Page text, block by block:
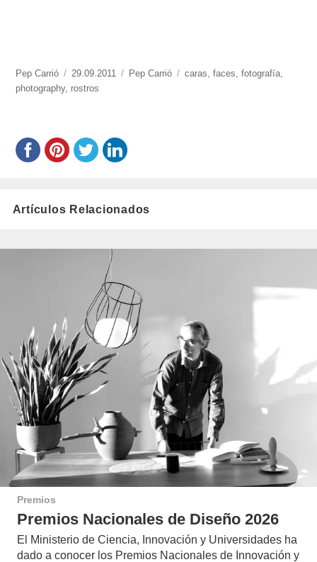
https://www.experimenta.es/author/Pep%20Carrió/
Pep Carrió
Publicado
el
29.09.2011 Categorías
Pep Carrió Etiquetas
caras,faces,fotografía,
photography, rostros
Artículos Relacionados
Premios
Premios Nacionales de Diseño 2026
El Ministerio de Ciencia, Innovación y Universidades ha
dado a conocer los Premios Nacionales de Innovación y